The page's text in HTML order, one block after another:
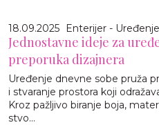
18.09.2025 Enterijer -
Jednostavne ideje za
preporuka dizajnera
Uređenje dnevne sobe pruža
i stvaranje prostora koji
Kroz pažljivo biranje boja,
stvo...